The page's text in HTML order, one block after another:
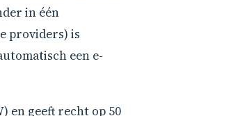
in één
providers) is
een e-
en geeft recht op 50